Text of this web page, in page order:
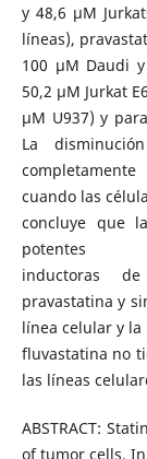
y 48,6 μM
líneas),
100 μM Daudi
50,2 μM Jurkat
μM U937) y
La
completamente
cuando las
concluye que
potentes
inductoras
pravastatina y
línea celular y la
fluvastatina no
las líneas
ABSTRACT:
of tumor cells.